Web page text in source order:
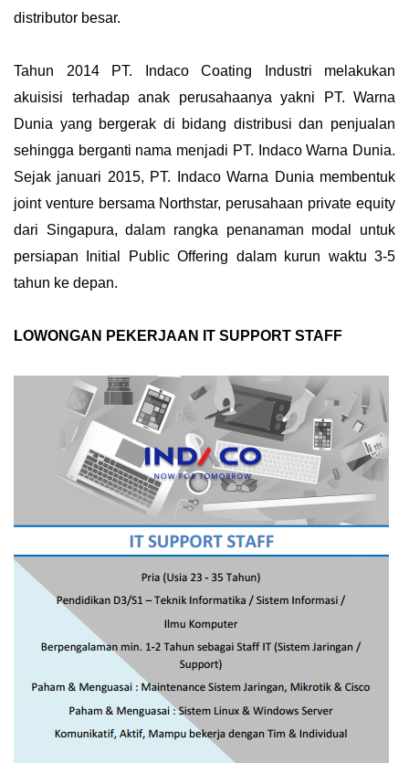
distributor besar.
Tahun 2014 PT. Indaco Coating Industri melakukan
akuisisi terhadap anak perusahaanya yakni PT. Warna
Dunia yang bergerak di bidang distribusi dan penjualan
sehingga berganti nama menjadi PT. Indaco Warna Dunia.
Sejak januari 2015, PT. Indaco Warna Dunia membentuk
joint venture bersama Northstar, perusahaan private equity
dari Singapura, dalam rangka penanaman modal untuk
persiapan Initial Public Offering dalam kurun waktu 3-5
tahun ke depan.
LOWONGAN PEKERJAAN IT SUPPORT STAFF